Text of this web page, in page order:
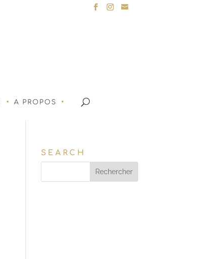
A PROPOS
SEARCH